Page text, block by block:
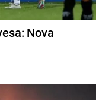
Nova